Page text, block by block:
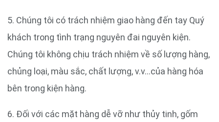
5. Chúng tôi có trách nhiệm giao hàng đến tay Quý
khách trong tình trạng nguyên đai nguyên kiện.
Chúng tôi không chịu trách nhiệm về số lượng hàng,
chủng loại, màu sắc, chất lượng, v.v…của hàng hóa
bên trong kiện hàng.
6. Đối với các mặt hàng dễ vỡ như thủy tinh, gốm